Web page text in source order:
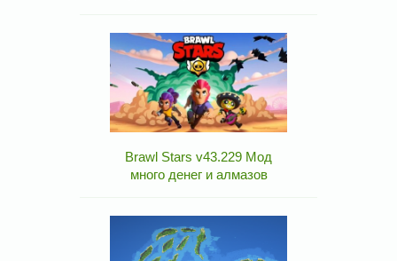
Brawl Stars v43.229 Мод
много денег и алмазов